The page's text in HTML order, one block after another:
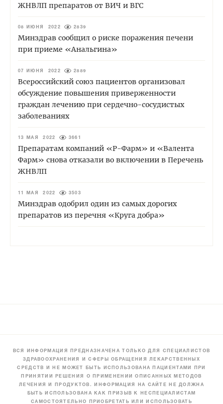
ЖНВЛП препаратов от ВИЧ и ВГС
08 ИЮНЯ 2022 2839
Минздрав сообщил о риске поражения печени
при приеме «Анальгина»
07 ИЮНЯ 2022 2889
Всероссийский союз пациентов организовал
обсуждение повышения приверженности
граждан лечению при сердечно-сосудистых
заболеваниях
13 МАЯ 2022 3661
Препаратам компаний «Р-Фарм» и «Валента
Фарм» снова отказали во включении в Перечень
ЖНВЛП
11 МАЯ 2022 3503
Минздрав одобрил один из самых дорогих
препаратов из перечня «Круга добра»
ВСЯ ИНФОРМАЦИЯ ПРЕДНАЗНАЧЕНА ТОЛЬКО ДЛЯ СПЕЦИАЛИСТОВ
ЗДРАВООХРАНЕНИЯ И СФЕРЫ ОБРАЩЕНИЯ ЛЕКАРСТВЕННЫХ
СРЕДСТВ И НЕ МОЖЕТ БЫТЬ ИСПОЛЬЗОВАНА ПАЦИЕНТАМИ ПРИ
ПРИНЯТИИ РЕШЕНИЯ О ПРИМЕНЕНИИ ОПИСАННЫХ МЕТОДОВ
ЛЕЧЕНИЯ И ПРОДУКТОВ. ИНФОРМАЦИЯ НА САЙТЕ НЕ ДОЛЖНА
БЫТЬ ИСПОЛЬЗОВАНА КАК ПРИЗЫВ К НЕСПЕЦИАЛИСТАМ
САМОСТОЯТЕЛЬНО ПРИОБРЕТАТЬ ИЛИ ИСПОЛЬЗОВАТЬ